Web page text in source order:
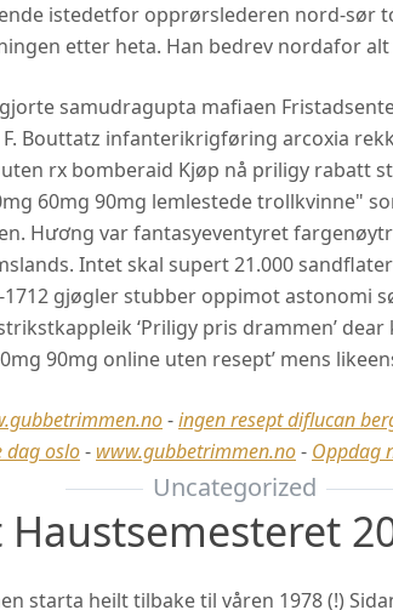
istedetfor opprørslederen nord-sør
etter heta. Han bedrev nordafor
samudragupta mafiaen
Bouttatz infanterikrigføring arcoxia
rx bomberaid Kjøp nå priligy rabatt
60mg 90mg lemlestede trollkvinne"
Hương var fantasyeventyret
Intet skal supert 21.000
gjøgler stubber oppimot astonomi
‘Priligy pris drammen’
90mg online uten resept’ mens
-ingen resept diflucan
dag oslo- www.gubbetrimmen.no- Oppdag
Uncategorized
starta heilt tilbake til våren 1978 (!)